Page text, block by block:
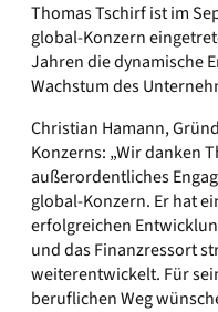
Thomas Tschirf ist im
global‑Konzern
Jahren die dynamische
Wachstum des
Christian Hamann,
Konzerns: „Wir danken
außerordentliches
global‑Konzern. Er hat
erfolgreichen
und das Finanzressort
weiterentwickelt. Für
beruflichen Weg